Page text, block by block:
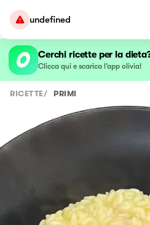
undefined
Cerchi ricette per la
Clicca qui e scarica l’app olivia!
RICETTE/ PRIMI